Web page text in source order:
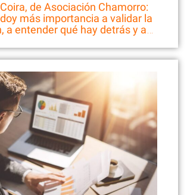
de Asociación Chamorro:
doy más importancia a validar la
a entender qué hay detrás y a